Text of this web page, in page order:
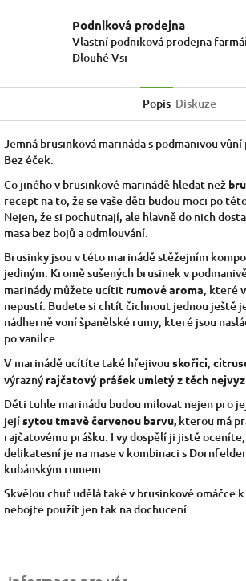
Podniková prodejna
Vlastní podniková prodejna
Dlouhé Vsi
Popis Diskuze
Jemná brusinková marináda s podmanivou
Bez éček.
Co jiného v brusinkové marinádě hledat než
recept na to, že se vaše děti budou moci po
Nejen, že si pochutnají, ale hlavně do nich
masa bez bojů a odmlouvání.
Brusinky jsou v této marinádě stěžejním
jediným. Kromě sušených brusinek v
marinády můžete ucítit rumové aroma, které
nepustí. Budete si chtít čichnout jednou ještě
nádherně voní španělské rumy, které jsou
po vanilce.
V marinádě ucítíte také hřejivou skořici,
výrazný rajčatový prášek umletý z těch
Děti tuhle marinádu budou milovat nejen pro
jejísytou tmavě červenou barvu, kterou má
rajčatovému prášku. I vy dospělí ji jistě
delikatesní je na mase v kombinaci s
kubánským rumem.
Skvělou chuť udělá také v brusinkové omáčce
nebojte použít jen tak na dochucení.